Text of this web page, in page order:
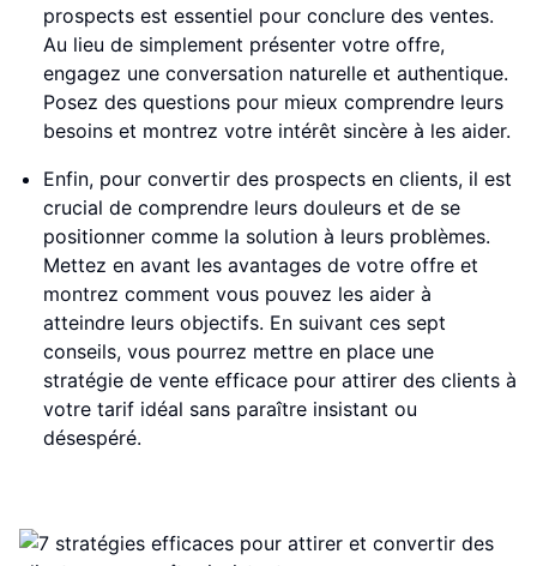
prospects est essentiel pour conclure des ventes.
Au lieu de simplement présenter votre offre,
engagez une conversation naturelle et authentique.
Posez des questions pour mieux comprendre leurs
besoins et montrez votre intérêt sincère à les aider.
Enfin, pour convertir des prospects en clients, il est
crucial de comprendre leurs douleurs et de se
positionner comme la solution à leurs problèmes.
Mettez en avant les avantages de votre offre et
montrez comment vous pouvez les aider à
atteindre leurs objectifs. En suivant ces sept
conseils, vous pourrez mettre en place une
stratégie de vente efficace pour attirer des clients à
votre tarif idéal sans paraître insistant ou
désespéré.